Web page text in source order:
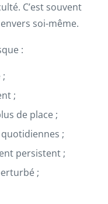
C’est souvent
soi-même.
:
;
de place ;
;
persistent ;
;